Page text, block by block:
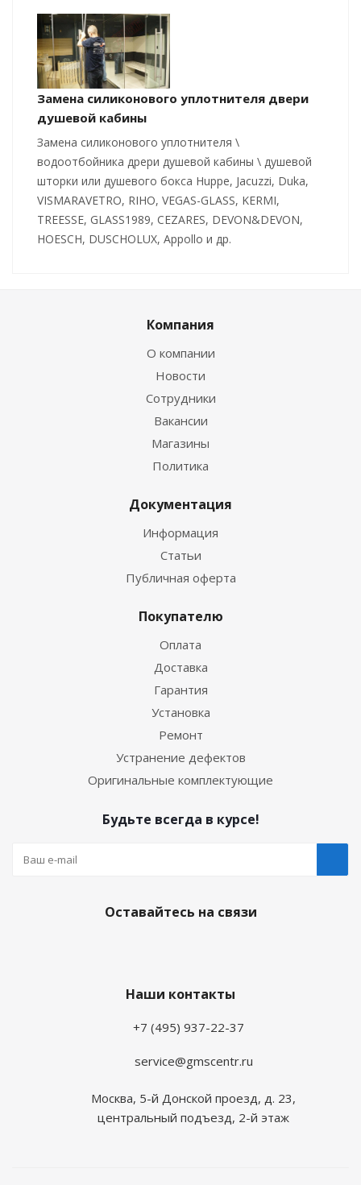
Замена силиконового уплотнителя двери
душевой кабины
Замена силиконового уплотнителя \
водоотбойника дрери душевой кабины \ душевой
шторки или душевого бокса Huppe, Jacuzzi, Duka,
VISMARAVETRO, RIHO, VEGAS-GLASS, KERMI,
TREESSE, GLASS1989, CEZARES, DEVON&DEVON,
HOESCH, DUSCHOLUX, Appollo и др.
Компания
О компании
Новости
Сотрудники
Вакансии
Магазины
Политика
Документация
Информация
Статьи
Публичная оферта
Покупателю
Оплата
Доставка
Гарантия
Установка
Ремонт
Устранение дефектов
Оригинальные комплектующие
Будьте всегда в курсе!
Оставайтесь на связи
Наши контакты
+7 (495) 937-22-37
service@gmscentr.ru
Москва, 5-й Донской проезд, д. 23,
центральный подъезд, 2-й этаж